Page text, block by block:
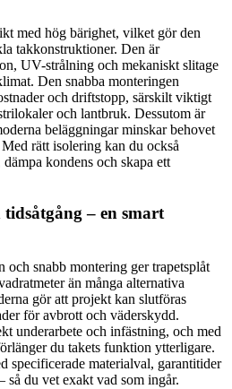
med hög bärighet, vilket gör den
takkonstruktioner. Den är
UV-strålning och mekaniskt slitage
Den snabba monteringen
och driftstopp, särskilt viktigt
och lantbruk. Dessutom är
beläggningar minskar behovet
rätt isolering kan du också
kondens och skapa ett
– en smart
snabb montering ger trapetsplåt
än många alternativa
gör att projekt kan slutföras
för avbrott och väderskydd.
underarbete och infästning, och med
du takets funktion ytterligare.
specificerade materialval, garantitider
så du vet exakt vad som ingår.